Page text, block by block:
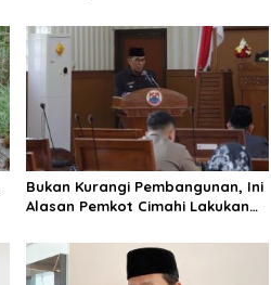
Bukan Kurangi Pembangunan, Ini
Alasan Pemkot Cimahi Lakukan